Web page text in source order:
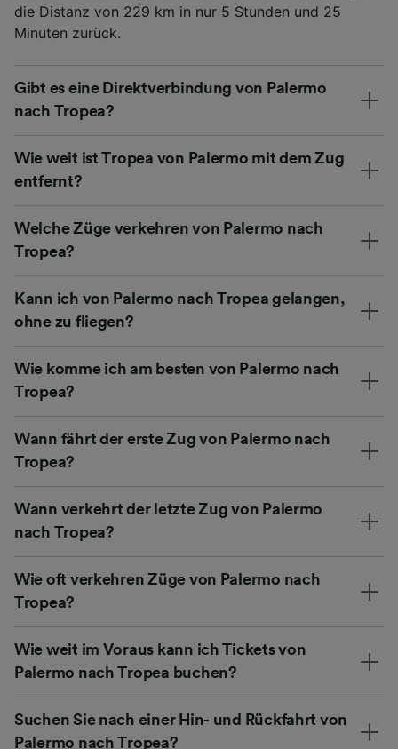
die Distanz von 229 km in nur 5 Stunden und 25
Minuten zurück.
Gibt es eine Direktverbindung von Palermo
nach Tropea?
Wie weit ist Tropea von Palermo mit dem Zug
entfernt?
Welche Züge verkehren von Palermo nach
Tropea?
Kann ich von Palermo nach Tropea gelangen,
ohne zu fliegen?
Wie komme ich am besten von Palermo nach
Tropea?
Wann fährt der erste Zug von Palermo nach
Tropea?
Wann verkehrt der letzte Zug von Palermo
nach Tropea?
Wie oft verkehren Züge von Palermo nach
Tropea?
Wie weit im Voraus kann ich Tickets von
Palermo nach Tropea buchen?
Suchen Sie nach einer Hin- und Rückfahrt von
Palermo nach Tropea?